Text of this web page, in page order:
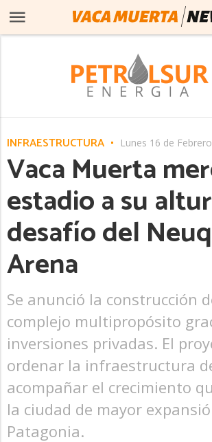
INFRAESTRUCTURA Lunes 16 de
Vaca Muerta
estadio a su
desafío del
Arena
Se anunció la construcción
complejo multipropósito
inversiones privadas. El
ordenar la infraestructura
acompañar el crecimiento
la ciudad de mayor
Patagonia.